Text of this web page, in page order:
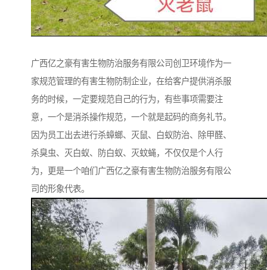
广西亿之豪有害生物防治服务有限公司创卫环境作为一
家规范管理的有害生物防制企业，在给客户提供消杀服
务的时候，一定要规范自己的行为，有些事项需要注
意，一个是消杀操作规范，一个就是起码的商务礼节。
因为员工出去进行杀蟑螂、灭鼠、白蚁防治、除甲醛、
杀臭虫、灭白蚁、防白蚁、灭蚊蝇，不仅仅是个人行
为，更是一个咱们广西亿之豪有害生物防治服务有限公
司的形象代表。